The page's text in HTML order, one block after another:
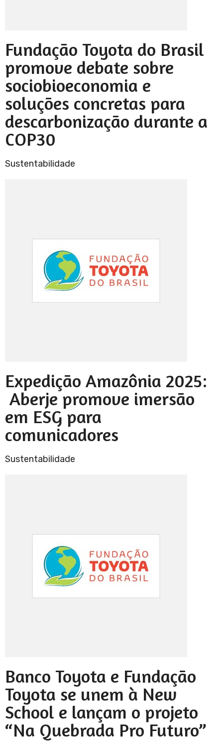
Fundação Toyota do Brasil
promove debate sobre
sociobioeconomia e
soluções concretas para
descarbonização durante a
COP30
Sustentabilidade
Expedição Amazônia 2025:
Aberje promove imersão
em ESG para
comunicadores
Sustentabilidade
Banco Toyota e Fundação
Toyota se unem à New
School e lançam o projeto
“Na Quebrada Pro Futuro”